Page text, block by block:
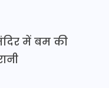
में बम की